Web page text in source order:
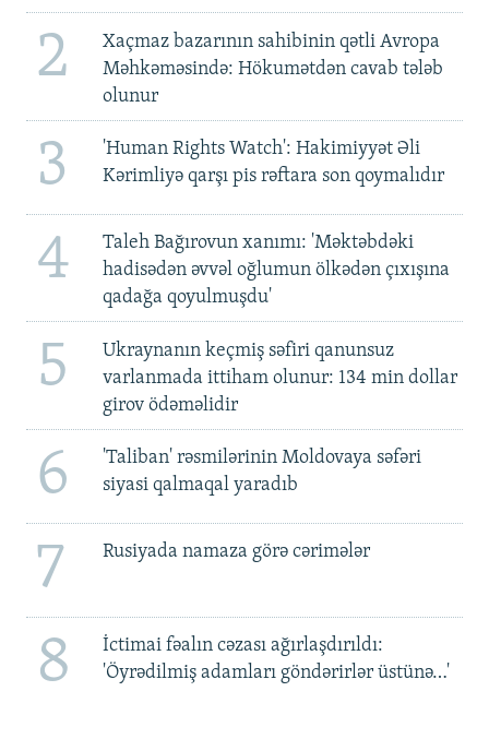
2
Xaçmaz bazarının sahibinin qətli Avropa
Məhkəməsində: Hökumətdən cavab tələb
olunur
3
'Human Rights Watch': Hakimiyyət Əli
Kərimliyə qarşı pis rəftara son qoymalıdır
4
Taleh Bağırovun xanımı: 'Məktəbdəki
hadisədən əvvəl oğlumun ölkədən çıxışına
qadağa qoyulmuşdu'
5
Ukraynanın keçmiş səfiri qanunsuz
varlanmada ittiham olunur: 134 min dollar
girov ödəməlidir
6
'Taliban' rəsmilərinin Moldovaya səfəri
siyasi qalmaqal yaradıb
7 Rusiyada namaza görə cərimələr
8
İctimai fəalın cəzası ağırlaşdırıldı:
'Öyrədilmiş adamları göndərirlər üstünə…'